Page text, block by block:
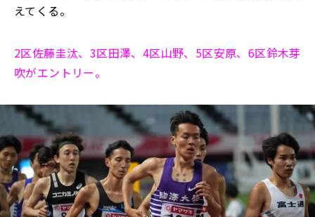
えてくる。
2区佐藤圭汰、3区田澤、4区山野、5区安原、6区鈴木芽
吹がエントリー。